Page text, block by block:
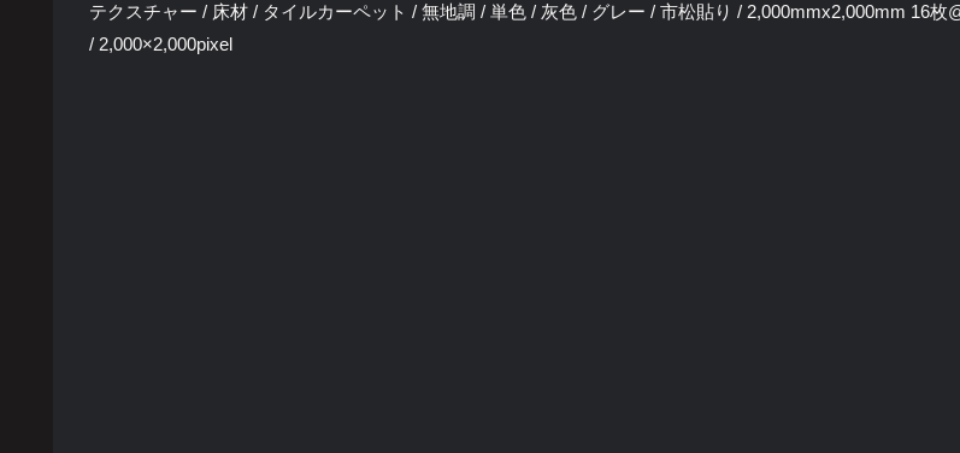
テクスチャー / 床材 / タイルカーペット / 無地調 / 単色 / 灰色 / グレー / 市松貼り / 2,000mmx2,000mm 16枚
/ 2,000×2,000pixel